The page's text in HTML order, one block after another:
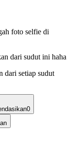
foto selfie di
dari sudut ini haha
dari setiap sudut
0